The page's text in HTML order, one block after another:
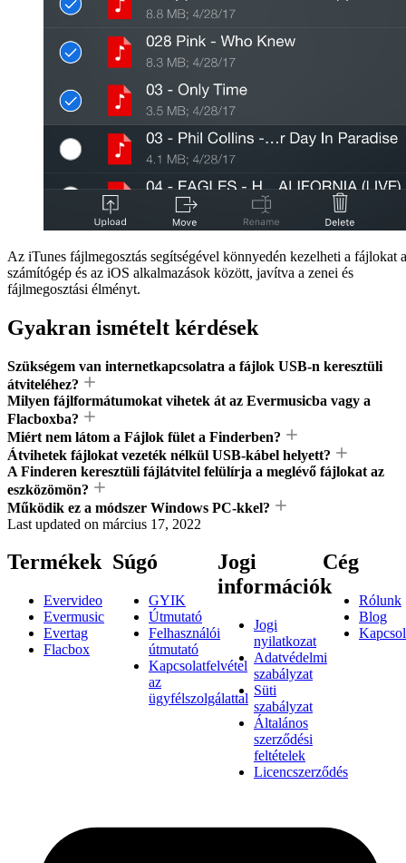
Az iTunes fájlmegosztás segítségével könnyedén kezelheti a fájlokat a
számítógép és az iOS alkalmazások között, javítva a zenei és
fájlmegosztási élményt.
Gyakran ismételt kérdések
Szükségem van internetkapcsolatra a fájlok USB-n keresztüli
átviteléhez?
Milyen fájlformátumokat vihetek át az Evermusicba vagy a
Flacboxba?
Miért nem látom a Fájlok fület a Finderben?
Átvihetek fájlokat vezeték nélkül USB-kábel helyett?
A Finderen keresztüli fájlátvitel felülírja a meglévő fájlokat az
eszközömön?
Működik ez a módszer Windows PC-kkel?
Last updated on március 17, 2022
Termékek
Evervideo
Evermusic
Evertag
Flacbox
Súgó
GYIK
Útmutató
Felhasználói
útmutató
Kapcsolatfelvétel
az
ügyfélszolgálattal
Jogi
információk
Jogi
nyilatkozat
Adatvédelmi
szabályzat
Süti
szabályzat
Általános
szerződési
feltételek
Licencszerződés
Cég
Rólunk
Blog